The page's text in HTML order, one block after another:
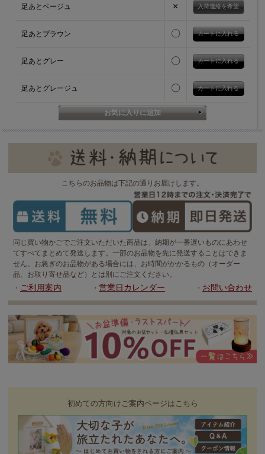
足あとベージュ × 入荷連絡を希望
足あとブラウン 〇
足あとグレー 〇
足あとグレージュ 〇
こちらのお品物は下記の通りお届けします。
同じ買い物かごでご注文いただいた商品は、納期が一番遅いものにあわせ
てすべてまとめて発送します。一部のお品物を先に発送することはできま
せん。お急ぎのお品物がある場合には、お時間がかかるもの（オーダー
品、お取り寄せ品など）とは別にご注文ください。
・ ご利用案内 ・ 営業日カレンダー ・ お問い合わせ
初めての方向けご案内ページはこちら